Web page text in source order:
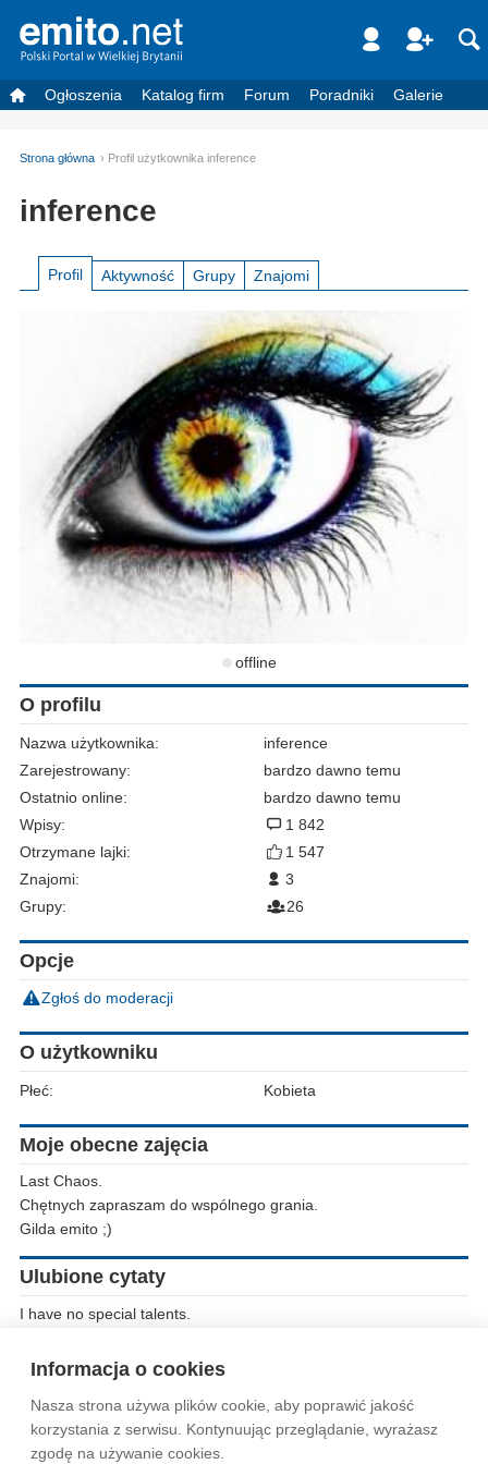
Informacja o cookies
Nasza strona używa plików cookie, aby poprawić jakość
korzystania z serwisu. Kontynuując przeglądanie, wyrażasz
zgodę na używanie cookies.
Ogłoszenia Katalog firm Forum Poradniki Galerie
Strona główna Profil użytkownika inference
inference
Profil Aktywność Grupy Znajomi
offline
O profilu
Nazwa użytkownika:
inference
Zarejestrowany:
bardzo dawno temu
Ostatnio online:
bardzo dawno temu
Wpisy:
1 842
Otrzymane lajki:
1 547
Znajomi:
3
Grupy:
26
Opcje
Zgłoś do moderacji
O użytkowniku
Płeć: Kobieta
Moje obecne zajęcia
Last Chaos.
Chętnych zapraszam do wspólnego grania.
Gilda emito ;)
Ulubione cytaty
I have no special talents.
A.Einstein.
Wytyczne dla społeczności Regulamin Prywatność
Reklama Kontakt